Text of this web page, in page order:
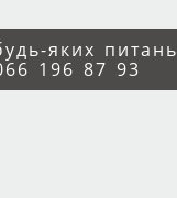
яких питань
196 87 93